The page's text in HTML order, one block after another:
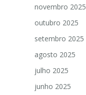
novembro 2025
outubro 2025
setembro 2025
agosto 2025
julho 2025
junho 2025